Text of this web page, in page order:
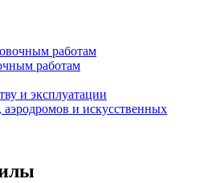
работам
работам
и эксплуатации
и искусственных